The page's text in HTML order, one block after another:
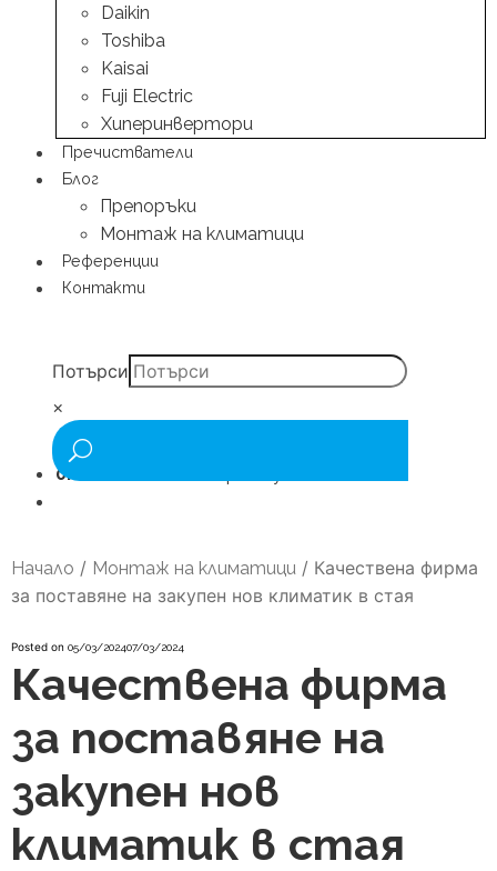
Daikin
Toshiba
Kaisai
Fuji Electric
Хиперинвертори
Пречистватели
Блог
Препоръки
Монтаж на климатици
Референции
Контакти
Потърси
×
0.00
Начало / Монтаж на климатици / Качествена фирма
за поставяне на закупен нов климатик в стая
Posted on 05/03/202407/03/2024
Качествена фирма
за поставяне на
закупен нов
климатик в стая